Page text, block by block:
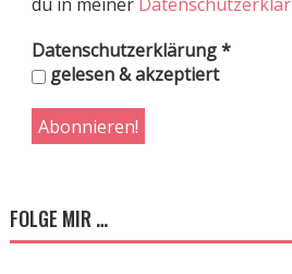
du in meiner
Datenschutzerklärung*
gelesen & akzeptiert
FOLGE MIR …